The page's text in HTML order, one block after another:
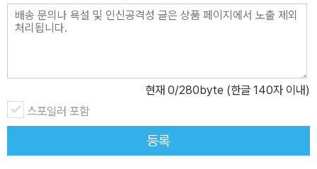
현재 0/280byte (한글 140자 이내)
스포일러 포함
등록